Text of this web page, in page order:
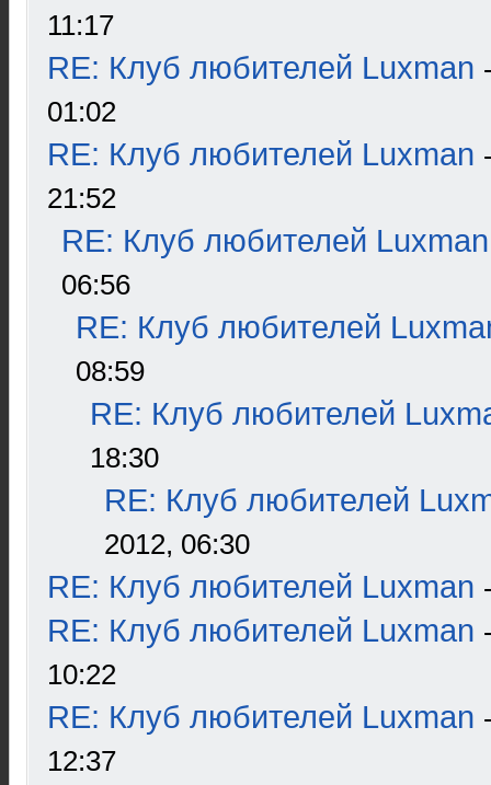
11:17
RE: Клуб любителей Luxman
01:02
RE: Клуб любителей Luxman
21:52
RE: Клуб любителей Luxman
06:56
RE: Клуб любителей
08:59
RE: Клуб любителей
18:30
RE: Клуб любителей
2012, 06:30
RE: Клуб любителей Luxman
RE: Клуб любителей Luxman
10:22
RE: Клуб любителей Luxman
12:37